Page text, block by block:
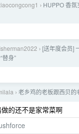
› HUPPO 香
› [送年度会员]
替身”
› 老乡鸡的老板跟西贝的
的还不是家常菜啊